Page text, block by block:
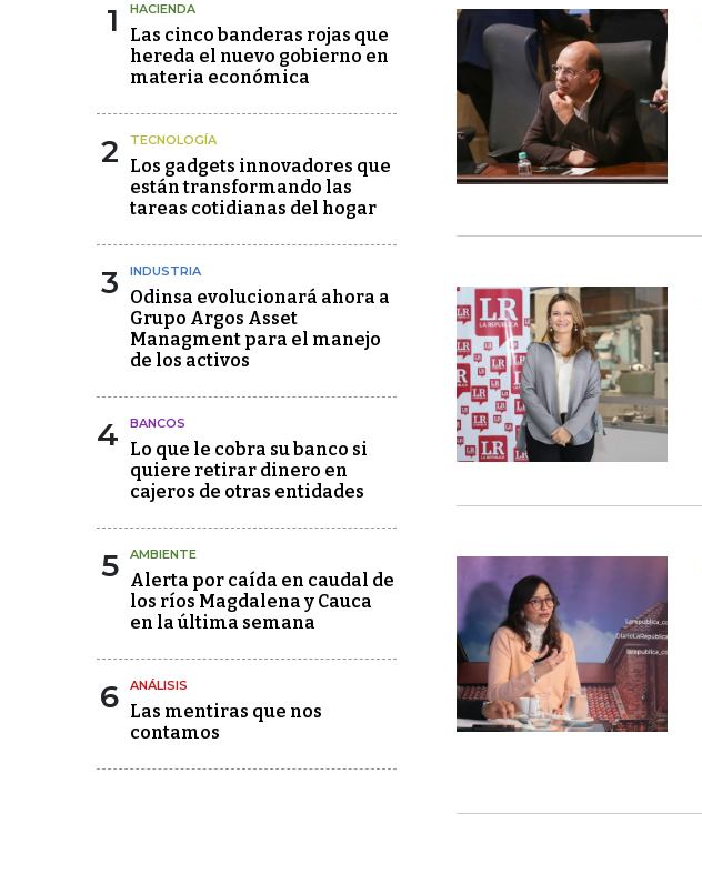
1 HACIENDA
Las cinco banderas rojas que
hereda el nuevo gobierno en
materia económica
2 TECNOLOGÍA
Los gadgets innovadores que
están transformando las
tareas cotidianas del hogar
3 INDUSTRIA
Odinsa evolucionará ahora a
Grupo Argos Asset
Managment para el manejo
de los activos
4 BANCOS
Lo que le cobra su banco si
quiere retirar dinero en
cajeros de otras entidades
5 AMBIENTE
Alerta por caída en caudal de
los ríos Magdalena y Cauca
en la última semana
6 ANÁLISIS
Las mentiras que nos
contamos